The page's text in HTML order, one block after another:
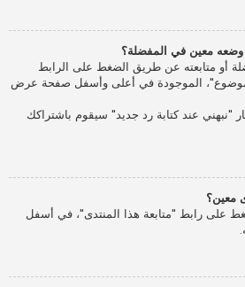
معين في المفضلة؟
أو متابعته عن طريق الضغط على الرابط
الموجودة في أعلى وأسفل صفحة عرض
"نبهني عند كتابة رد جديد" سيقوم باشتراكك
معين؟
على رابط "متابعة هذا المنتدى"، في أسفل